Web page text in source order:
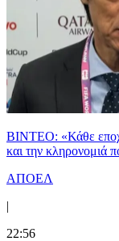
ΒΙΝΤΕΟ: «Κάθε εποχή
και την
ΑΠΟΕΛ
|
22:56